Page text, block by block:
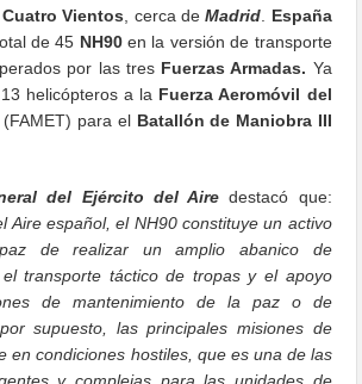
Cuatro Vientos , cerca deMadrid
España
de 45 NH90en la versión de transporte
por las tres Fuerzas Armadas. Ya
helicópteros a la Fuerza Aeromóvil del
para el Batallón de Maniobra III
del Ejército del Aire destacó que:
Aire español, el NH90 constituye un activo
de realizar un amplio abanico de
el transporte táctico de tropas y el apoyo
de mantenimiento de la paz o de
supuesto, las principales misiones de
en condiciones hostiles, que es una de las